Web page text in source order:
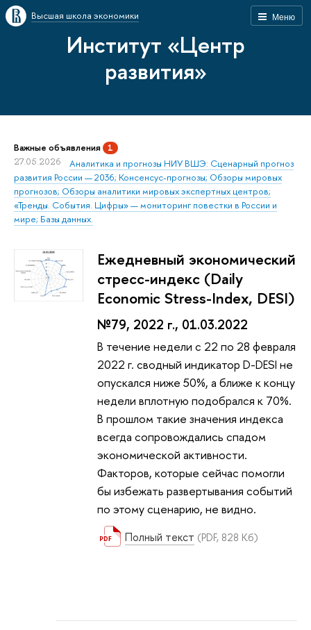
Меню
Высшая школа экономики
Институт «Центр
развития»
Важные объявления 1
27.05.2026
Аналитика и прогнозы НИУ ВШЭ: Сценарный прогноз
развития России — 2036; Консенсус-прогнозы; Обзоры мировых
прогнозов; Обзоры аналитики мировых экспертных центров;
«Тренды. События. Цифры» — мониторинг повестки в России и
мире; Базы данных.
Ежедневный экономический
стресс-индекс (Daily
Economic Stress-Index, DESI)
№79, 2022 г., 01.03.2022
В течение недели с 22 по 28 февраля
2022 г. сводный индикатор D-DESI не
опускался ниже 50%, а ближе к концу
недели вплотную подобрался к 70%.
В прошлом такие значения индекса
всегда сопровождались спадом
экономической активности.
Факторов, которые сейчас помогли
бы избежать развертывания событий
по этому сценарию, не видно.
Полный текст (PDF, 828 Кб)